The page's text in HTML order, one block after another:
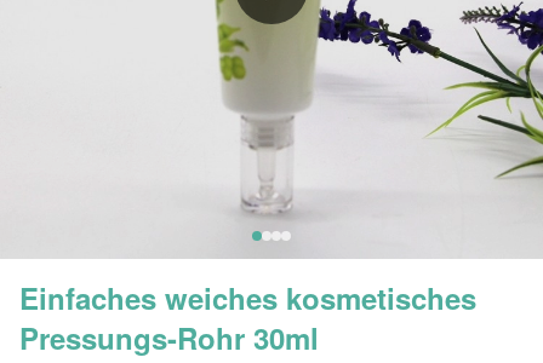
Einfaches weiches kosmetisches
Pressungs-Rohr 30ml